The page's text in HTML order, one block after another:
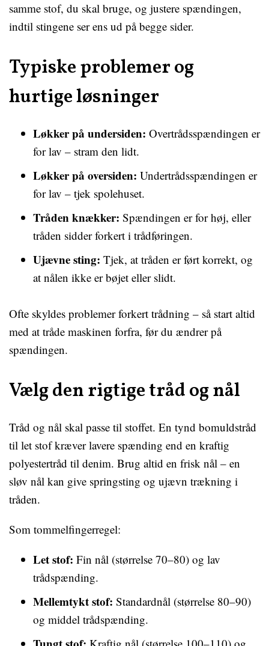
samme stof, du skal bruge, og justere spændingen,
indtil stingene ser ens ud på begge sider.
Typiske problemer og
hurtige løsninger
Løkker på undersiden: Overtrådsspændingen er
for lav – stram den lidt.
Løkker på oversiden: Undertrådsspændingen er
for lav – tjek spolehuset.
Tråden knækker: Spændingen er for høj, eller
tråden sidder forkert i trådføringen.
Ujævne sting: Tjek, at tråden er ført korrekt, og
at nålen ikke er bøjet eller slidt.
Ofte skyldes problemer forkert trådning – så start altid
med at tråde maskinen forfra, før du ændrer på
spændingen.
Vælg den rigtige tråd og nål
Tråd og nål skal passe til stoffet. En tynd bomuldstråd
til let stof kræver lavere spænding end en kraftig
polyestertråd til denim. Brug altid en frisk nål – en
sløv nål kan give springsting og ujævn trækning i
tråden.
Som tommelfingerregel:
Let stof: Fin nål (størrelse 70–80) og lav
trådspænding.
Mellemtykt stof: Standardnål (størrelse 80–90)
og middel trådspænding.